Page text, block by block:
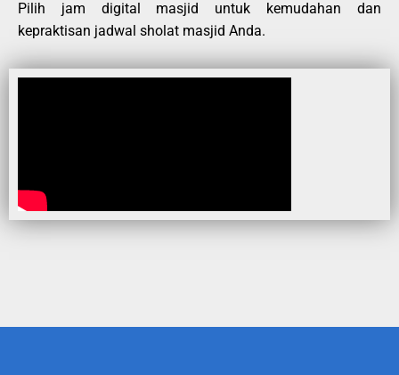
Pilih jam digital masjid untuk kemudahan dan
kepraktisan jadwal sholat masjid Anda.